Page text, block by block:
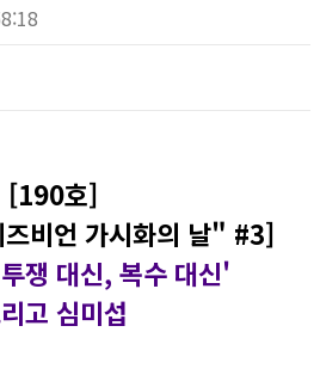
[190호]
비언 가시화의 날" #3]
쟁 대신, 복수 대신'
고 심미섭